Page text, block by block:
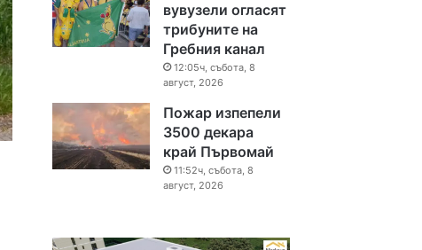
вувузели огласят
трибуните на
Гребния канал
12:05ч, събота, 8
август, 2026
Пожар изпепели
3500 декара
край Първомай
11:52ч, събота, 8
август, 2026